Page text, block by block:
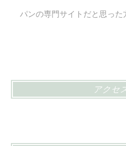
パンの専門サイトだと思った
アクセ